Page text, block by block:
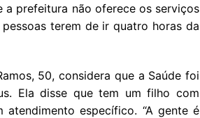
a prefeitura não oferece os serviços
terem de ir quatro horas da
50, considera que a Saúde foi
Ela disse que tem um filho com
específico. “A gente é